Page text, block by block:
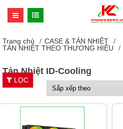
Trang chủ
CASE & TẢN NHIỆT
TẢN NHIỆT THEO THƯƠNG HIỆU
Tản Nhiệt ID-Cooling
LỌC